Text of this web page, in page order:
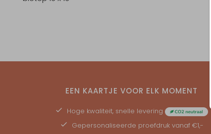
EEN KAARTJE VOOR ELK MOMENT
Hoge kwaliteit, snelle levering
Gepersonaliseerde proefdrukvanaf €1,-